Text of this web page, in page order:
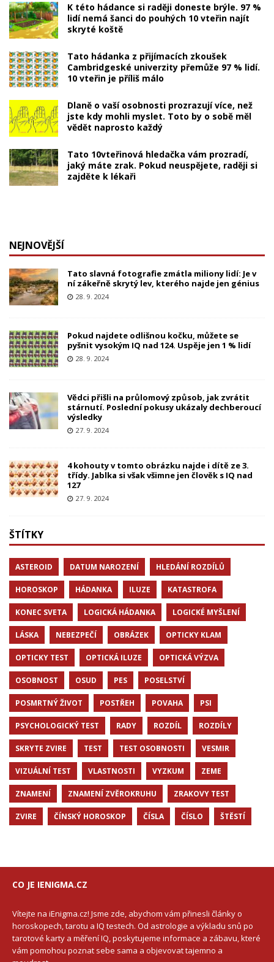
K této hádance si raději doneste brýle. 97 %
lidí nemá šanci do pouhých 10 vteřin najít
skryté koště
Tato hádanka z přijímacích zkoušek
Cambridgeské univerzity přemůže 97 % lidí.
10 vteřin je příliš málo
Dlaně o vaší osobnosti prozrazují více, než
jste kdy mohli myslet. Toto by o sobě měl
vědět naprosto každý
Tato 10vteřinová hledačka vám prozradí,
jaký máte zrak. Pokud neuspějete, raději si
zajděte k lékaři
NEJNOVĚJŠÍ
Tato slavná fotografie zmátla miliony lidí: Je v
ní zákeřně skrytý lev, kterého najde jen génius
28. 9. 2024
Pokud najdete odlišnou kočku, můžete se
pyšnit vysokým IQ nad 124. Uspěje jen 1 % lidí
28. 9. 2024
Vědci přišli na průlomový způsob, jak zvrátit
stárnutí. Poslední pokusy ukázaly dechberoucí
výsledky
27. 9. 2024
4 kohouty v tomto obrázku najde i dítě ze 3.
třídy. Jablka si však všimne jen člověk s IQ nad
127
27. 9. 2024
ŠTÍTKY
ASTEROID DATUM NAROZENÍ HLEDÁNÍ ROZDÍLŮ
HOROSKOP HÁDANKA ILUZE KATASTROFA
KONEC SVETA LOGICKÁ HÁDANKA LOGICKÉ MYŠLENÍ
LÁSKA NEBEZPEČÍ OBRÁZEK OPTICKY KLAM
OPTICKY TEST OPTICKÁ ILUZE OPTICKÁ VÝZVA
OSOBNOST OSUD PES POSELSTVÍ
POSMRTNÝ ŽIVOT POSTŘEH POVAHA PSI
PSYCHOLOGICKÝ TEST RADY ROZDÍL ROZDÍLY
SKRYTE ZVIRE TEST TEST OSOBNOSTI VESMIR
VIZUÁLNÍ TEST VLASTNOSTI VYZKUM ZEME
ZNAMENÍ ZNAMENÍ ZVĚROKRUHU ZRAKOVY TEST
ZVIRE ČÍNSKÝ HOROSKOP ČÍSLA ČÍSLO ŠTĚSTÍ
CO JE IENIGMA.CZ
Vítejte na iEnigma.cz! Jsme zde, abychom vám přinesli články o
horoskopech, tarotu a IQ testech. Od astrologie a výkladu snů po
tarotové karty a měření IQ, poskytujeme informace a zábavu, které
vám pomohou poznat sebe sama a objevovat tajemno a